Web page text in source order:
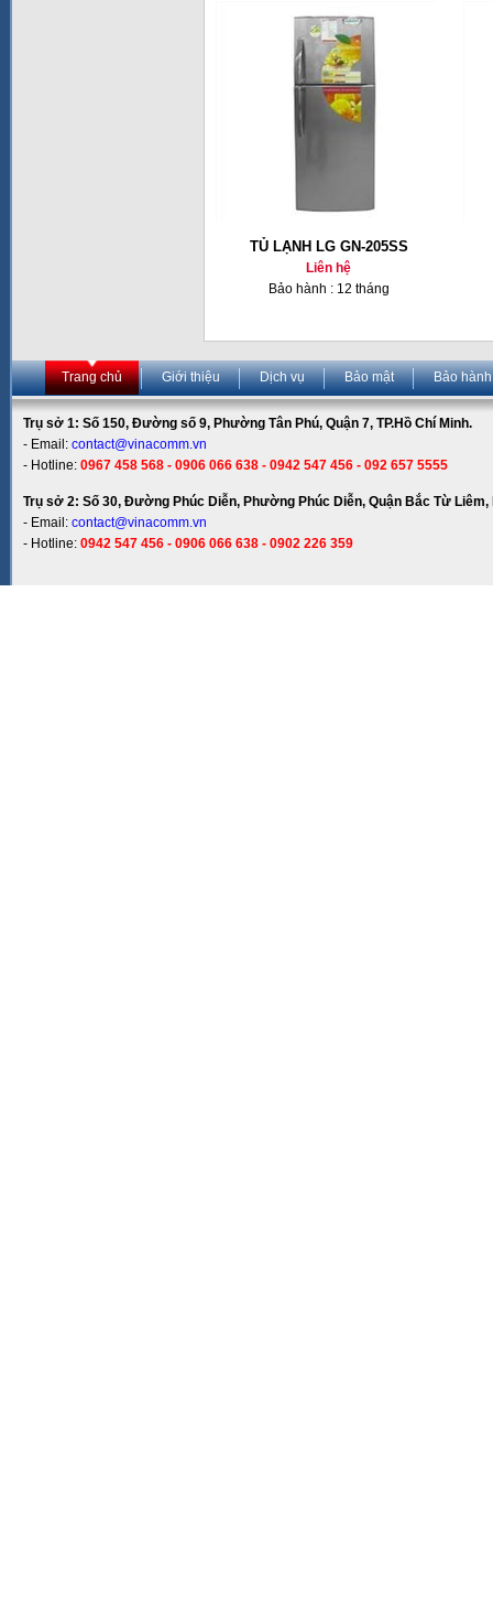
TỦ LẠNH LG GN-205SS
Liên hệ
Bảo hành : 12 tháng
Trang chủ Giới thiệu Dịch vụ Bảo mật Bảo hành
Trụ sở 1: Số 150, Đường số 9, Phường Tân Phú, Quận 7, TP.Hồ Chí Minh.
- Email: contact@vinacomm.vn
- Hotline: 0967 458 568 - 0906 066 638 - 0942 547 456 - 092 657 5555
Trụ sở 2: Số 30, Đường Phúc Diễn, Phường Phúc Diễn, Quận Bắc Từ Liêm,
- Email: contact@vinacomm.vn
- Hotline: 0942 547 456 - 0906 066 638 - 0902 226 359